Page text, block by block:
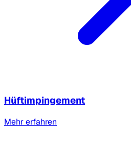
Hüftimpingement
Mehr erfahren